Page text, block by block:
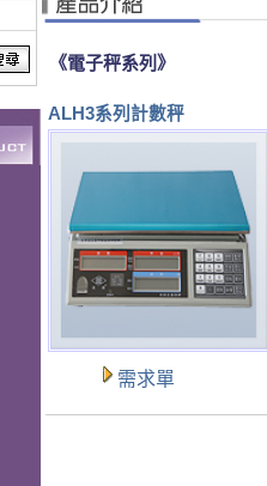
《電子秤系列》
ALH3系列計數秤
需求單